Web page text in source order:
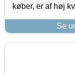
køber, er af høj
Se